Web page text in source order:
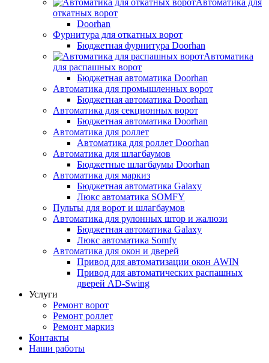
Автоматика для
откатных ворот
Doorhan
Фурнитура для откатных ворот
Бюджетная фурнитура Doorhan
Автоматика
для распашных ворот
Бюджетная автоматика Doorhan
Автоматика для промышленных ворот
Бюджетная автоматика Doorhan
Автоматика для секционных ворот
Бюджетная автоматика Doorhan
Автоматика для роллет
Автоматика для роллет Doorhan
Автоматика для шлагбаумов
Бюджетные шлагбаумы Doorhan
Автоматика для маркиз
Бюджетная автоматика Galaxy
Люкс автоматика SOMFY
Пульты для ворот и шлагбаумов
Автоматика для рулонных штор и жалюзи
Бюджетная автоматика Galaxy
Люкс автоматика Somfy
Автоматика для окон и дверей
Привод для автоматизации окон AWIN
Привод для автоматических распашных
дверей AD-Swing
Услуги
Ремонт ворот
Ремонт роллет
Ремонт маркиз
Контакты
Наши работы